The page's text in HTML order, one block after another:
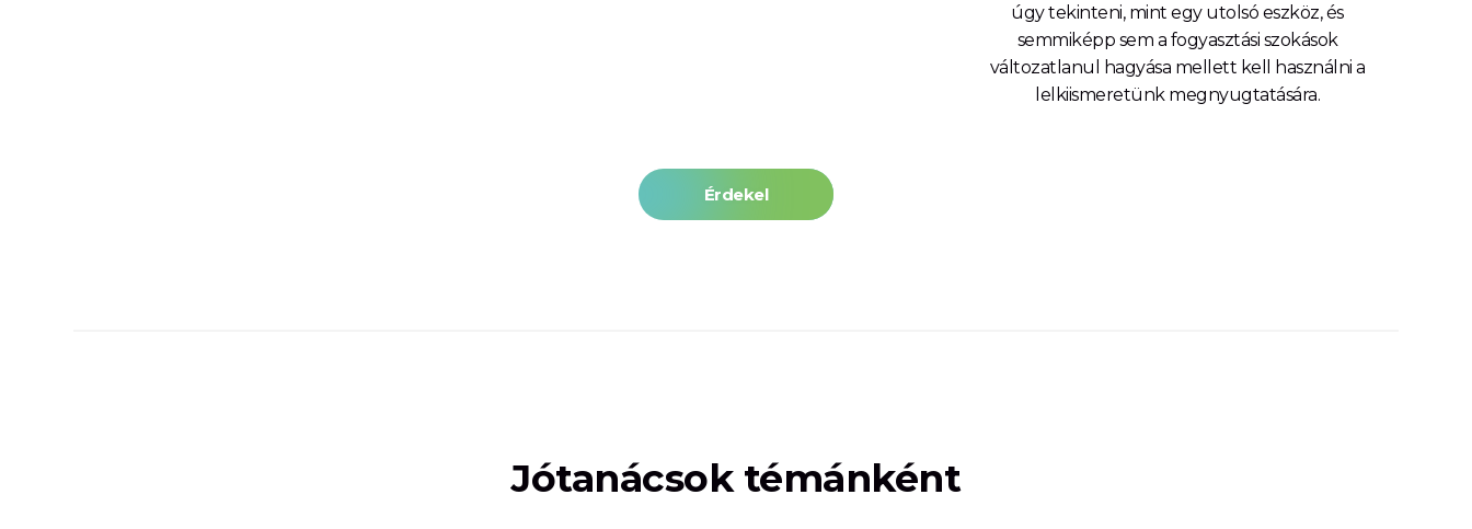
úgy tekinteni, mint egy utolsó eszköz, és
semmiképp sem a fogyasztási szokások
változatlanul hagyása mellett kell használni a
lelkiismeretünk megnyugtatására.
Érdekel
Jótanácsok témánként